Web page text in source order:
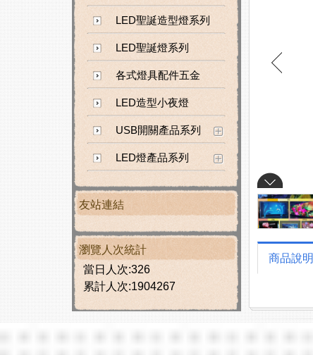
LED聖誕造型燈系列
LED聖誕燈系列
各式燈具配件五金
LED造型小夜燈
USB開關產品系列
LED燈產品系列
友站連結
瀏覽人次統計
當日人次:326
累計人次:1904267
商品說明